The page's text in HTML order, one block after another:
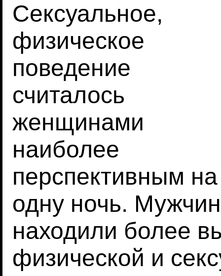
Сексуальное,
физическое
поведение
считалось
женщинами
наиболее
перспективным на
одну ночь.
находили более
физической и